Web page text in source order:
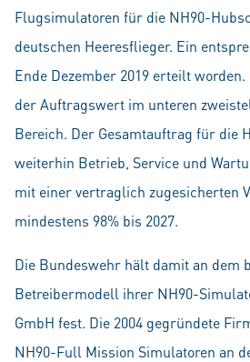
Flugsimulatoren für die NH90-
deutschen Heeresflieger. Ein
Ende Dezember 2019 erteilt
der Auftragswert im unteren
Bereich. Der Gesamtauftrag für die
weiterhin Betrieb, Service und
mit einer vertraglich zugesicherten
mindestens 98% bis 2027.
Die Bundeswehr hält damit an dem
Betreibermodell ihrer NH90-
GmbH fest. Die 2004 gegründete
NH90-Full Mission Simulatoren an